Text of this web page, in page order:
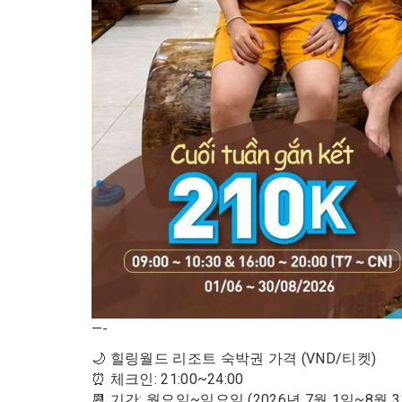
—-
🌙 힐링월드 리조트 숙박권 가격 (VND/티켓)
⏰ 체크인: 21:00~24:00